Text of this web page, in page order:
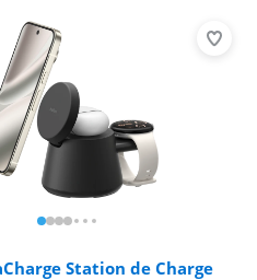
Station de Charge